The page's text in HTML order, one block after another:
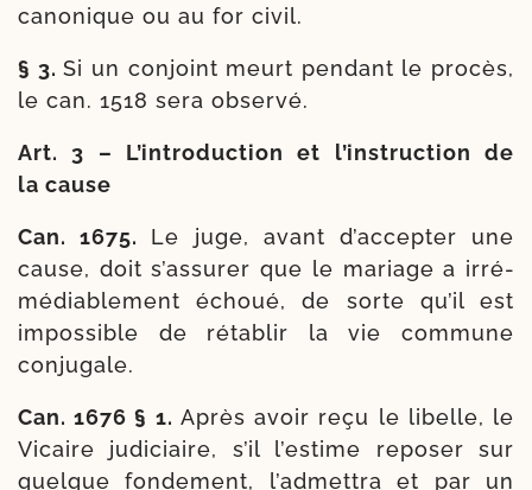
cano­nique ou au for civil.
§ 3.Si un conjoint meurt pen­dant le pro­cès,
le can. 1518 sera observé.
Art. 3 – L’introduction et l’instruction de
la cause
Can. 1675. Le juge, avant d’accepter une
cause, doit s’assurer que le mariage a irré­
mé­dia­ble­ment échoué, de sorte qu’il est
impos­sible de réta­blir la vie com­mune
conjugale.
Can. 1676 § 1. Après avoir reçu le libelle, le
Vicaire judi­ciaire, s’il l’estime repo­ser sur
quelque fon­de­ment, l’ad­met­tra et par un